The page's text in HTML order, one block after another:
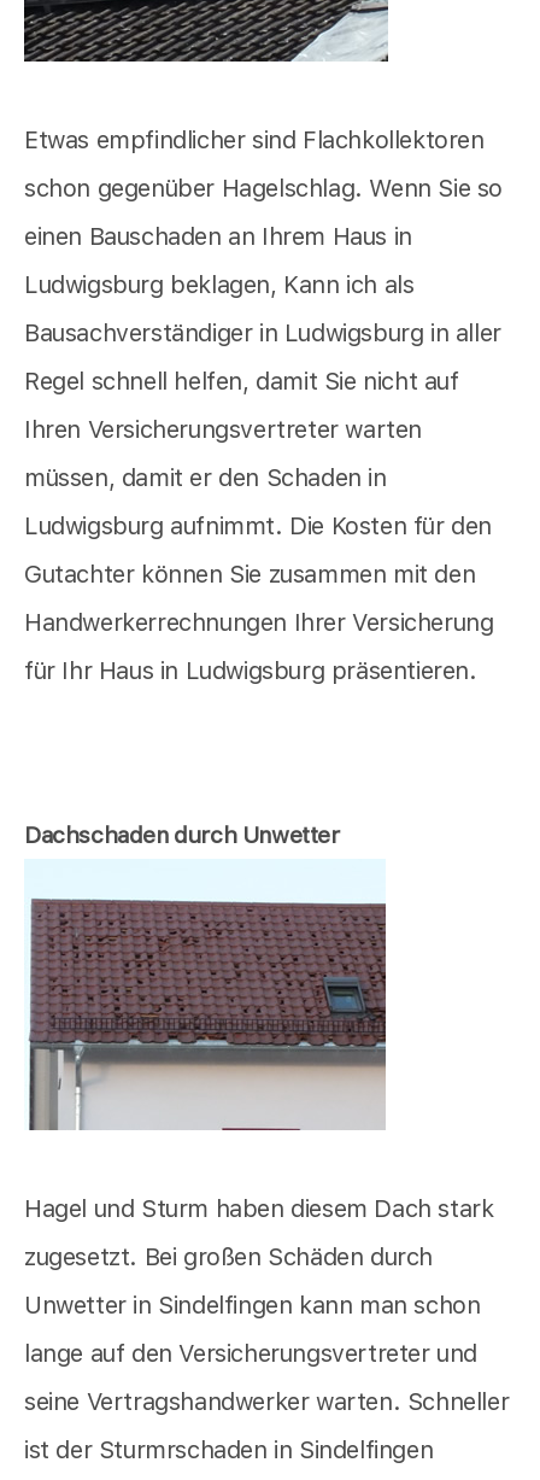
Etwas empfindlicher sind Flachkollektoren
schon gegenüber Hagelschlag. Wenn Sie so
einen Bauschaden an Ihrem Haus in
Ludwigsburg beklagen, Kann ich als
Bausachverständiger in Ludwigsburg in aller
Regel schnell helfen, damit Sie nicht auf
Ihren Versicherungsvertreter warten
müssen, damit er den Schaden in
Ludwigsburg aufnimmt. Die Kosten für den
Gutachter können Sie zusammen mit den
Handwerkerrechnungen Ihrer Versicherung
für Ihr Haus in Ludwigsburg präsentieren.
Dachschaden durch Unwetter
Hagel und Sturm haben diesem Dach stark
zugesetzt. Bei großen Schäden durch
Unwetter in Sindelfingen kann man schon
lange auf den Versicherungsvertreter und
seine Vertragshandwerker warten. Schneller
ist der Sturmrschaden in Sindelfingen